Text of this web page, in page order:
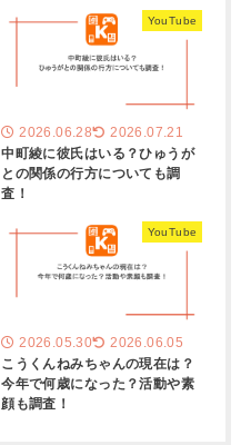
YouTube
2026.06.28 2026.07.21
中町綾に彼氏はいる？ひゅうが
との関係の行方についても調
査！
YouTube
2026.05.30 2026.06.05
こうくんねみちゃんの現在は？
今年で何歳になった？活動や素
顔も調査！